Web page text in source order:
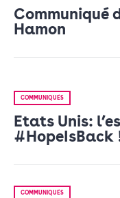
Communiqué
Hamon
COMMUNIQUÉS
Etats Unis:
#HopeIsBack
COMMUNIQUÉS